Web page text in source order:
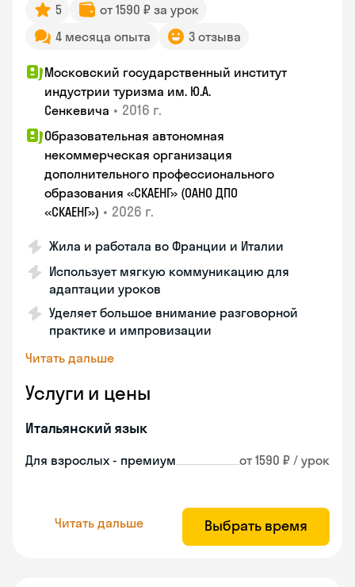
5
от 1590 ₽ за урок
4 месяца опыта
3 отзыва
Московский государственный институт
индустрии туризма им. Ю.А.
Сенкевича • 2016 г.
Образовательная автономная
некоммерческая организация
дополнительного профессионального
образования «СКАЕНГ» (ОАНО ДПО
«СКАЕНГ») • 2026 г.
Жила и работала во Франции и Италии
Использует мягкую коммуникацию для
адаптации уроков
Уделяет большое внимание разговорной
практике и импровизации
Читать дальше
Услуги и цены
Итальянский язык
Для взрослых - премиум от 1590 ₽ / урок
Читать дальше Выбрать время